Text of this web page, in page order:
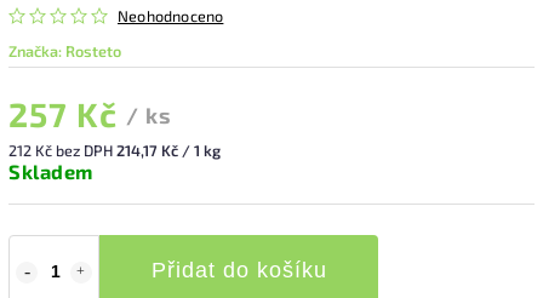
Neohodnoceno
Značka: Rosteto
257 Kč / ks
212 Kč bez DPH214,17 Kč / 1 kg
Skladem
Přidat do košíku